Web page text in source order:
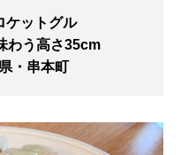
ケットグル
わう高さ35cm
・串本町